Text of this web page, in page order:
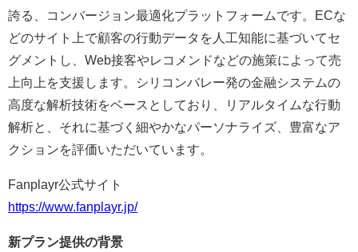
誇る、コンバージョン最適化プラットフォームです。ECな
どのサイト上で顧客の行動データを人工知能に基づいてセ
グメントし、Web接客やレコメンドなどの施策によって売
上向上を支援します。シリコンバレー発の金融システムの
高度な解析技術をベースとしており、リアルタイムな行動
解析と、それに基づく細やかなパーソナライズ、豊富なア
クションを評価いただいています。
Fanplayr公式サイト
https://www.fanplayr.jp/
新プラン提供の背景